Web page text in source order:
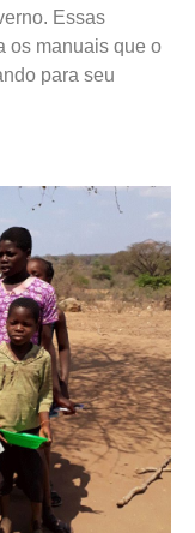
Essas
os manuais que o
para seu